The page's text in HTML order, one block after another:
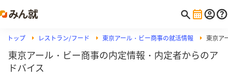
トップ レストラン/フード 東京アール・ビー商事の就活情報 東京ア
東京アール・ビー商事の内定情報・内定者からのア
ドバイス